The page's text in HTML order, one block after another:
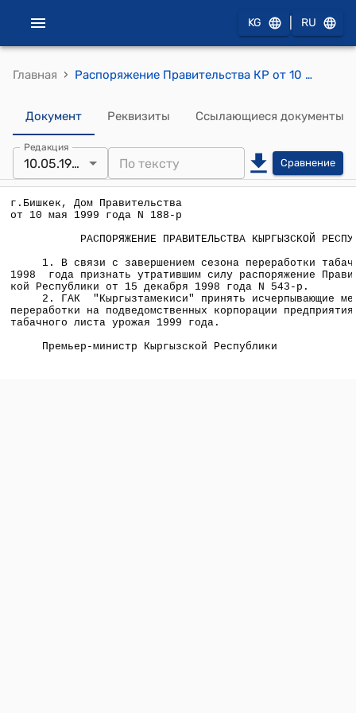
KG RU
Главная › Распоряжение Правительства КР от 10 мая 1999 года №188-р
Документ Реквизиты Ссылающиеся документы
Редакция
10.05.1999 Сравнение